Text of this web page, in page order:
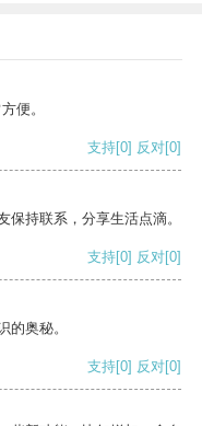
便。
支持[0] 反对[0]
持联系，分享生活点滴。
支持[0] 反对[0]
的奥秘。
支持[0] 反对[0]